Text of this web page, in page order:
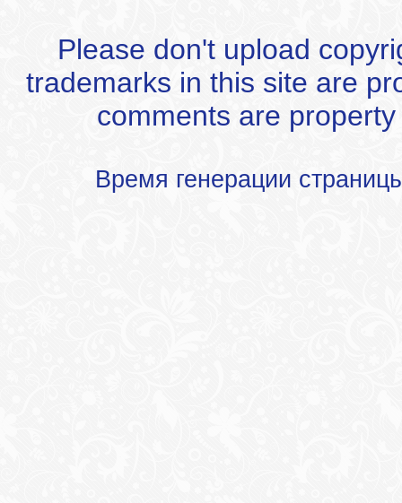
Please don't upload
trademarks in this site are
comments are
Время генерации